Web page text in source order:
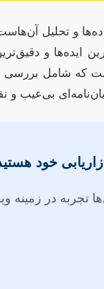
و تحلیل
ایده‌ها و
که شامل
بی‌عیب و
خود
در زمینه